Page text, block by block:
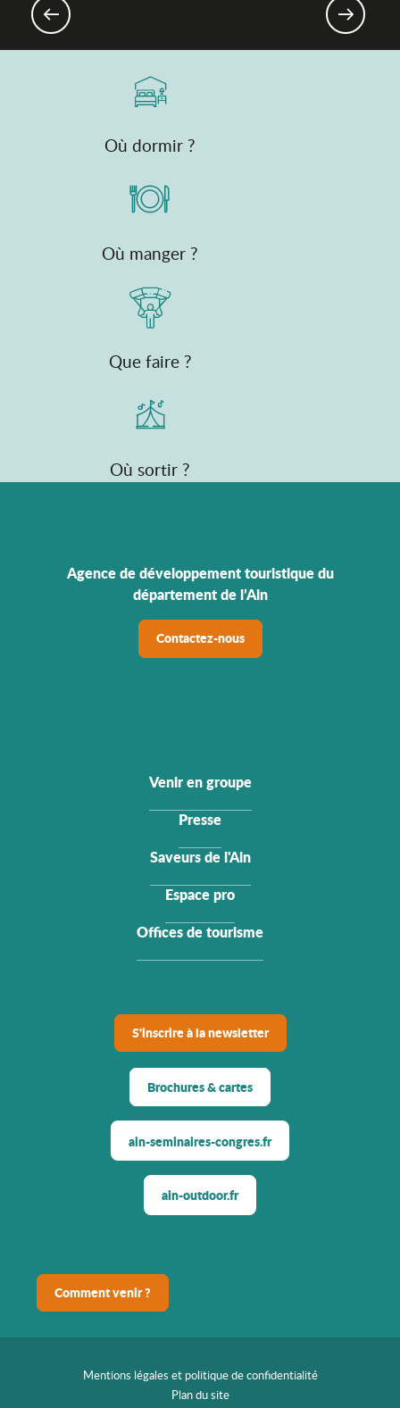
Où dormir ?
Où manger ?
Que faire ?
Où sortir ?
Agence de développement touristique du
département de l’Ain
Contactez-nous
Venir en groupe
Presse
Saveurs de l'Ain
Espace pro
Offices de tourisme
S'inscrire à la newsletter
Brochures & cartes
ain-seminaires-congres.fr
ain-outdoor.fr
Comment venir ?
Mentions légales et politique de confidentialité
Plan du site